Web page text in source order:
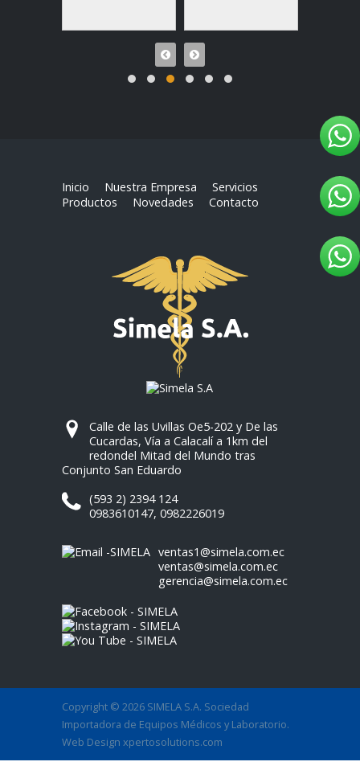
Inicio Nuestra Empresa
Servicios
Productos
Novedades Contacto
Calle de las Uvillas Oe5-202 y De las
Cucardas, Vía a Calacalí a 1km del
redondel Mitad del Mundo tras
Conjunto San Eduardo
(593 2) 2394 124
0983610147,0982226019
ventas1@simela.com.ec
ventas@simela.com.ec
gerencia@simela.com.ec
Copyright © 2026 SIMELA S.A. Sociedad
Importadora de Equipos Médicos y Laboratorio.
Web Designxpertosolutions.com